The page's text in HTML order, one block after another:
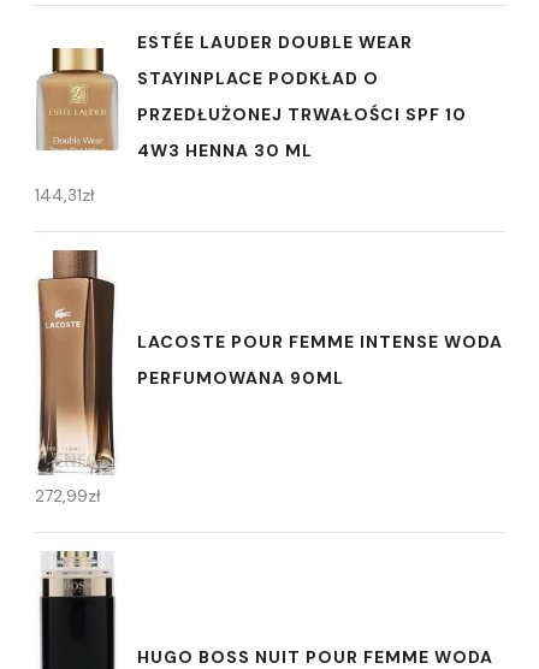
ESTÉE LAUDER DOUBLE WEAR
STAYINPLACE PODKŁAD O
PRZEDŁUŻONEJ TRWAŁOŚCI SPF 10
4W3 HENNA 30 ML
144,31zł
LACOSTE POUR FEMME INTENSE WODA
PERFUMOWANA 90ML
272,99zł
HUGO BOSS NUIT POUR FEMME WODA